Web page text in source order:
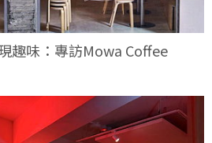
趣味：專訪Mowa Coffee